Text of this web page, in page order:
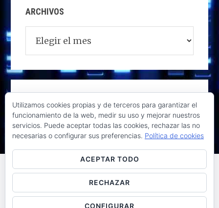
ARCHIVOS
Raúl de la Puente - Derechos reservados© 2026 ·
Acceder
Utilizamos cookies propias y de terceros para garantizar el
funcionamiento de la web, medir su uso y mejorar nuestros
servicios. Puede aceptar todas las cookies, rechazar las no
necesarias o configurar sus preferencias. Política de cookies
ACEPTAR TODO
RECHAZAR
CONFIGURAR